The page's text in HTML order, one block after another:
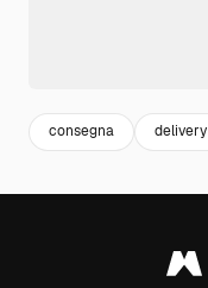
consegna delivery